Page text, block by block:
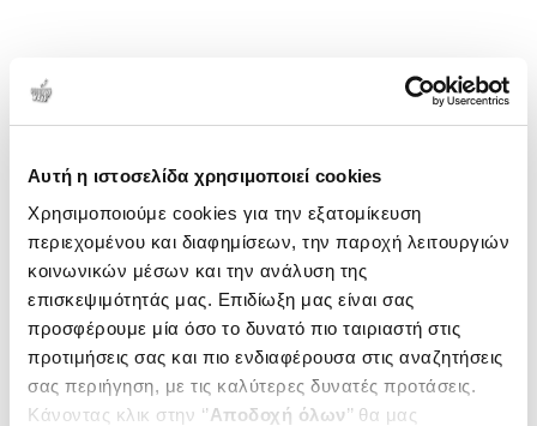
Αυτή η ιστοσελίδα χρησιμοποιεί cookies
Χρησιμοποιούμε cookies για την εξατομίκευση
περιεχομένου και διαφημίσεων, την παροχή λειτουργιών
κοινωνικών μέσων και την ανάλυση της
επισκεψιμότητάς μας. Επιδίωξη μας είναι σας
προσφέρουμε μία όσο το δυνατό πιο ταιριαστή στις
προτιμήσεις σας και πιο ενδιαφέρουσα στις αναζητήσεις
σας περιήγηση, με τις καλύτερες δυνατές προτάσεις.
Κάνοντας κλικ στην ‘’Αποδοχή όλων’’ θα μας